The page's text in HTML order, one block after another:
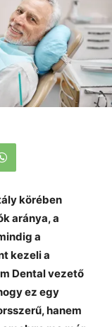
körében
aránya, a
a
kezeli a
Dental vezető
ez egy
hanem